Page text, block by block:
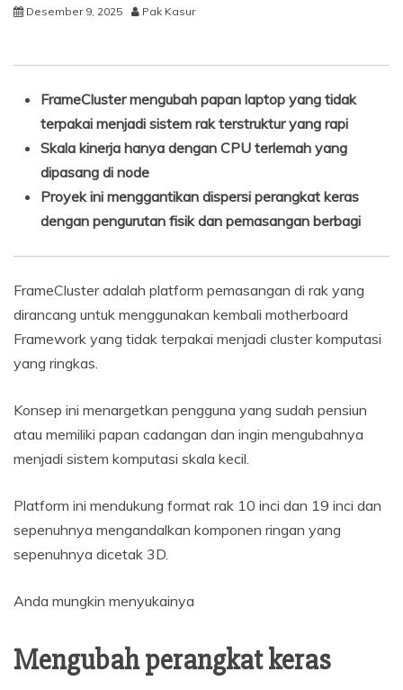
Desember 9, 2025 Pak Kasur
FrameCluster mengubah papan laptop yang tidak
terpakai menjadi sistem rak terstruktur yang rapi
Skala kinerja hanya dengan CPU terlemah yang
dipasang di node
Proyek ini menggantikan dispersi perangkat keras
dengan pengurutan fisik dan pemasangan berbagi
FrameCluster adalah platform pemasangan di rak yang
dirancang untuk menggunakan kembali motherboard
Framework yang tidak terpakai menjadi cluster komputasi
yang ringkas.
Konsep ini menargetkan pengguna yang sudah pensiun
atau memiliki papan cadangan dan ingin mengubahnya
menjadi sistem komputasi skala kecil.
Platform ini mendukung format rak 10 inci dan 19 inci dan
sepenuhnya mengandalkan komponen ringan yang
sepenuhnya dicetak 3D.
Anda mungkin menyukainya
Mengubah perangkat keras